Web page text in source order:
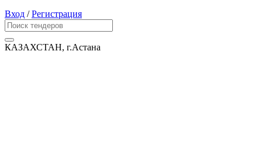
Вход /Регистрация
КАЗАХСТАН, г.Астана